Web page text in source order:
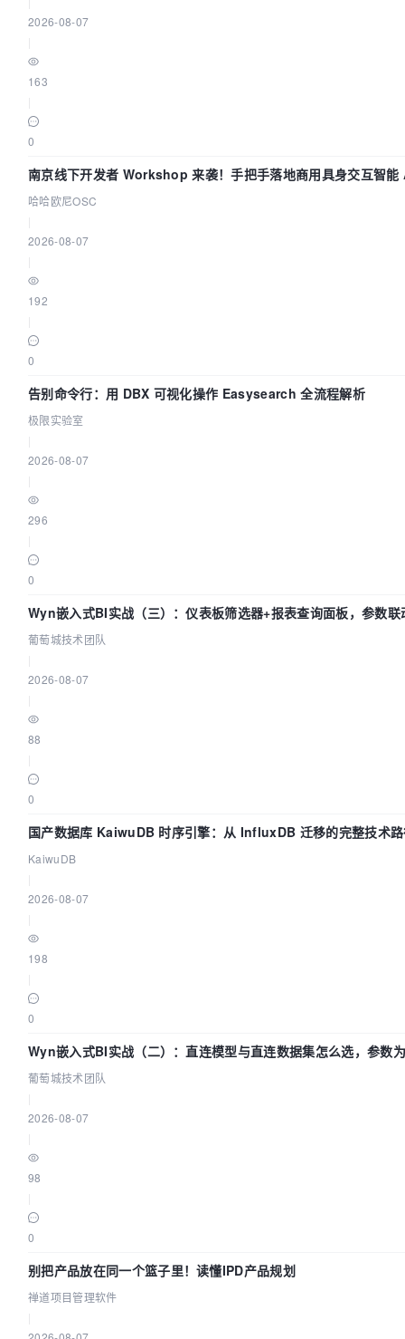
2026-08-07
163
0
南京线下开发者 Workshop 来袭！手把手落地商用具身交互智
哈哈欧尼OSC
2026-08-07
192
0
告别命令行：用 DBX 可视化操作 Easysearch 全流程解析
极限实验室
2026-08-07
296
0
Wyn嵌入式BI实战（三）：仪表板筛选器+报表查询面板，参数联
葡萄城技术团队
2026-08-07
88
0
国产数据库 KaiwuDB 时序引擎：从 InfluxDB 迁移的完整技术
KaiwuDB
2026-08-07
198
0
Wyn嵌入式BI实战（二）：直连模型与直连数据集怎么选，参数
葡萄城技术团队
2026-08-07
98
0
别把产品放在同一个篮子里！读懂IPD产品规划
禅道项目管理软件